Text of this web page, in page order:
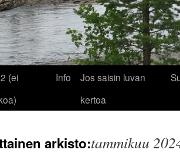
(ei
Info
Jos saisin luvan
kertoa
arkisto:tammikuu